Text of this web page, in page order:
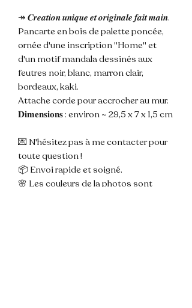
↠ 𝑪𝒓𝒆𝒂𝒕𝒊𝒐𝒏 𝒖𝒏𝒊𝒒𝒖𝒆 𝒆𝒕 𝒐𝒓𝒊𝒈𝒊𝒏𝒂𝒍𝒆 𝒇𝒂𝒊𝒕 𝒎𝒂𝒊𝒏.
Pancarte en bois de palette poncée,
ornée d'une inscription "Home" et
d'un motif mandala dessinés aux
feutres noir, blanc, marron clair,
bordeaux, kaki.
Attache corde pour accrocher au mur.
𝐃𝐢𝐦𝐞𝐧𝐬𝐢𝐨𝐧𝐬 : environ ~ 29,5 x 7 x 1,5 cm
💌 N'hésitez pas à me contacter pour
toute question !
📦 Envoi rapide et soigné.
🌸 Les couleurs de la photos sont